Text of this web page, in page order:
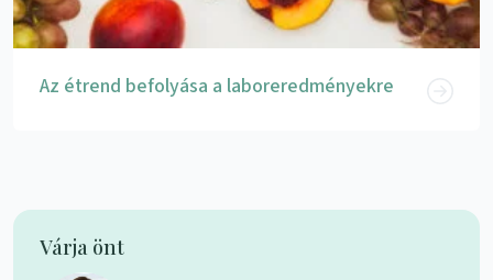
Az étrend befolyása a laboreredményekre
Várja önt